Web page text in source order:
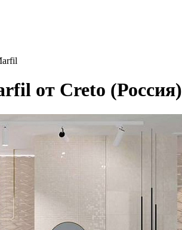
от Creto (Россия)